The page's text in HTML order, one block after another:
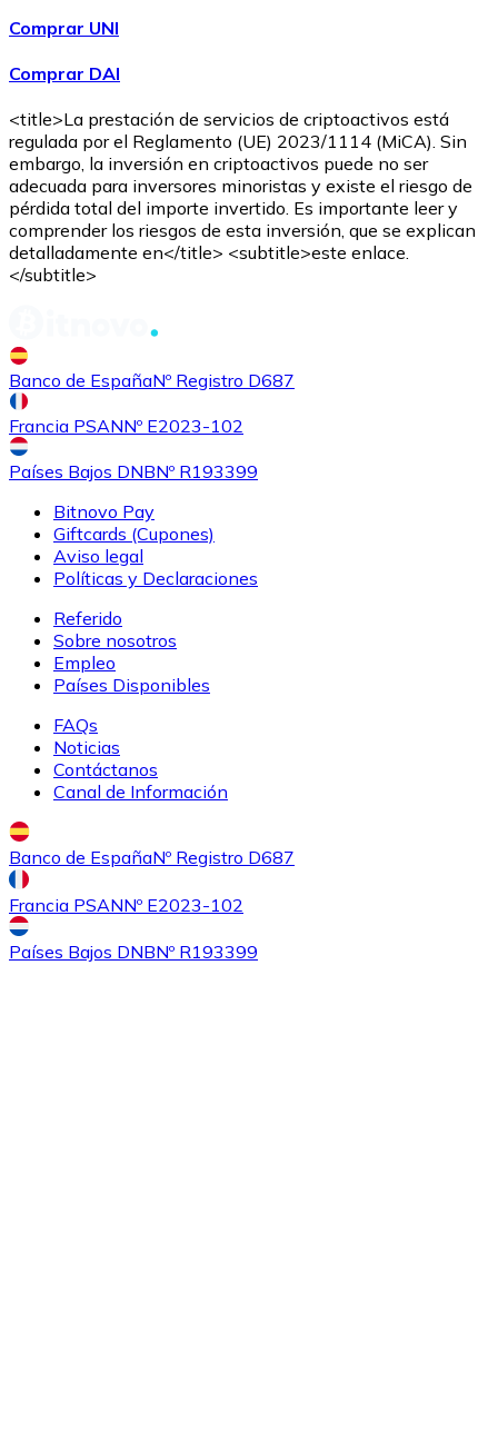
ComprarAvalanchecon transferencia bancariacon tarjeta
AVAX
ComprarShiba Inucon transferencia bancaria
SHIB
ComprarUniswap
UNI
Comprar
tarjeta
Comprar UNI
Comprar DAI
<title>La prestación de servicios de criptoactivos está
regulada por el Reglamento (UE) 2023/1114 (MiCA). Sin
embargo, la inversión en criptoactivos puede no ser
adecuada para inversores minoristas y existe el riesgo de
pérdida total del importe invertido. Es importante leer y
comprender los riesgos de esta inversión, que se explican
detalladamente en</title> <subtitle>este enlace.
</subtitle>
Banco de EspañaNº Registro D687
Francia PSANNº E2023-102
Países Bajos DNBNº R193399
Bitnovo Pay
Giftcards (Cupones)
Aviso legal
Políticas y Declaraciones
Referido
Sobre nosotros
Empleo
Países Disponibles
FAQs
Noticias
Contáctanos
Canal de Información
Banco de EspañaNº Registro D687
Francia PSANNº E2023-102
Países Bajos DNBNº R193399